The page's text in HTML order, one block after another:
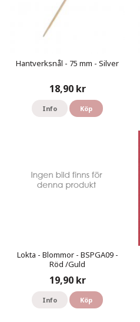
Hantverksnål - 75 mm - Silver
18,90 kr
Info Köp
Lokta - Blommor - BSPGA09 -
Röd /Guld
19,90 kr
Info Köp